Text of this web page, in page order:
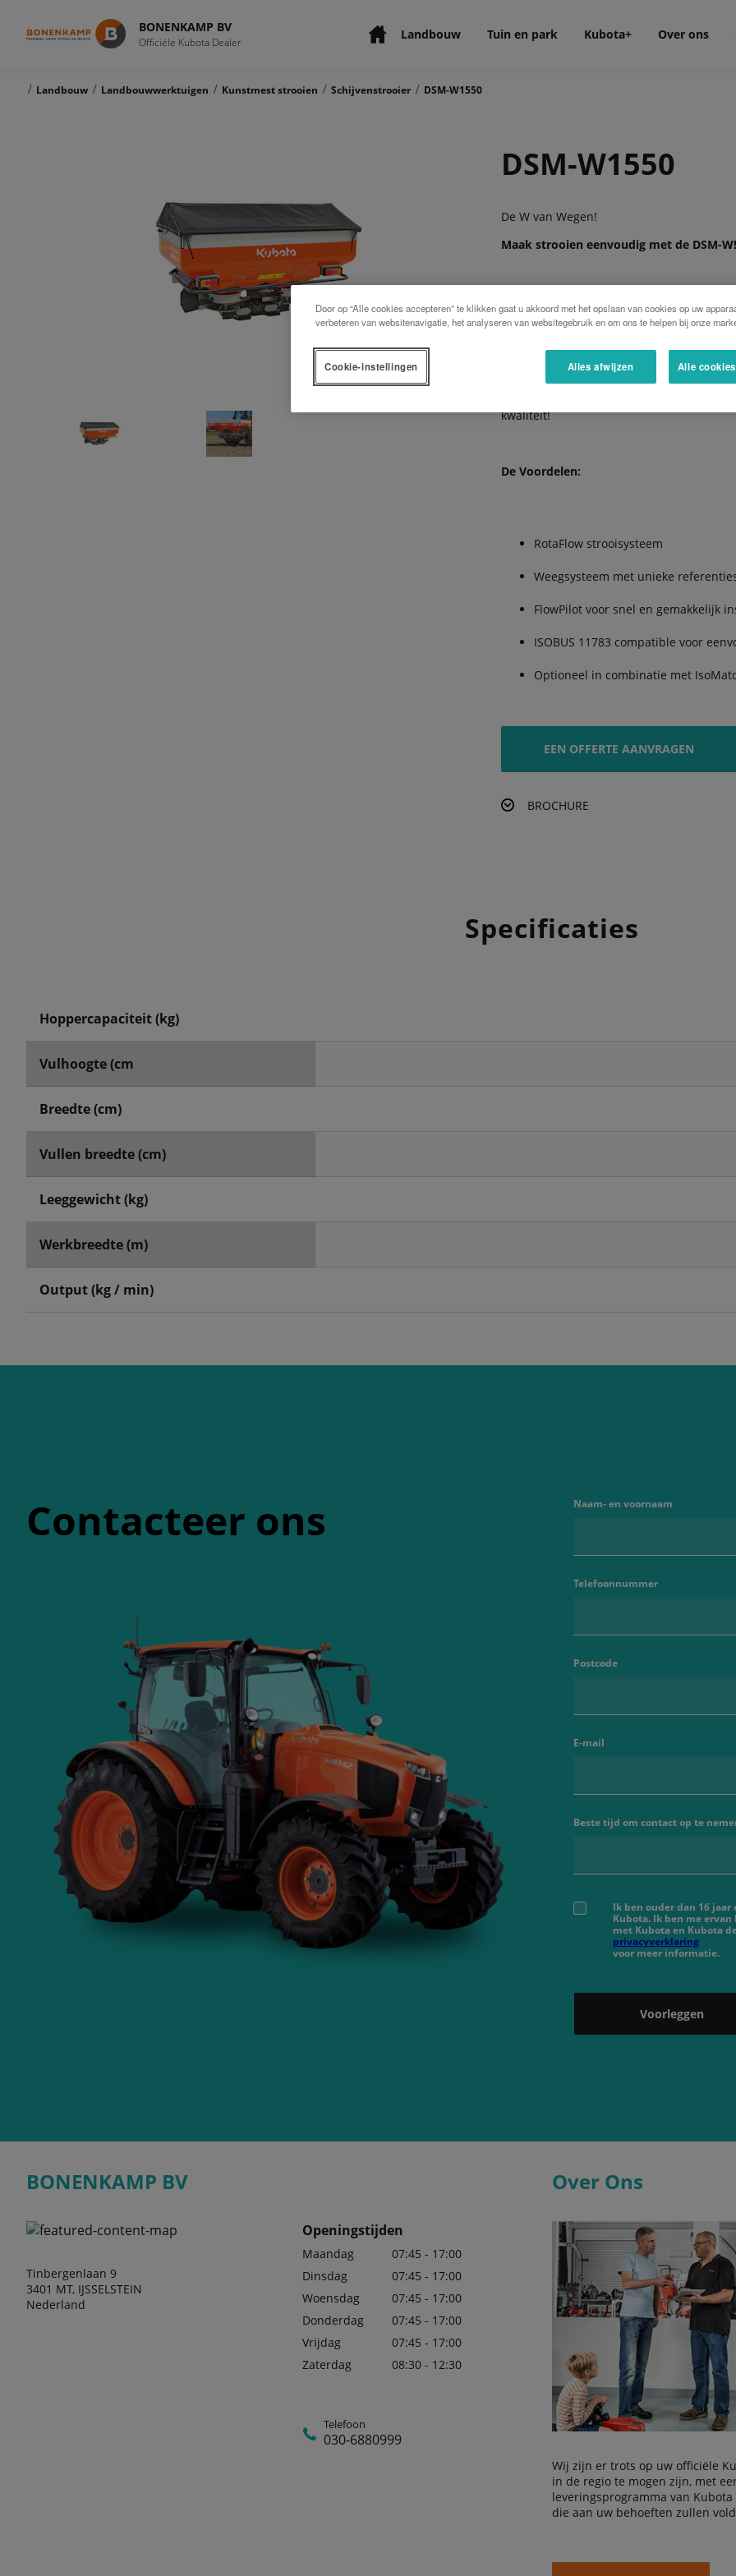
BONENKAMP BV
Officiële Kubota Dealer Landbouw Tuin en park Kubota+ Over ons
/ Landbouw / Landbouwwerktuigen / Kunstmest strooien / Schijvenstrooier / DSM-W1550
DSM-W1550
De W van Wegen!
Maak strooien eenvoudig met de DSM-W!
compatible weegstrooier is voorzien van
eenvoudig instellen van de
van 1.100 liter, maar kan eenvoudig
tot een totale inhoud van 2.000 liter. De
worden uitgevoerd met de Kubota
kwaliteit!
De Voordelen:
RotaFlow strooisysteem
Weegsysteem met unieke
FlowPilot voor snel en gemakkelijk
ISOBUS 11783 compatible voor
Optioneel in combinatie met
EEN OFFERTE AANVRAGEN
BROCHURE
Specificaties
Hoppercapaciteit (kg)
Vulhoogte (cm
Breedte (cm)
Vullen breedte (cm)
Leeggewicht (kg)
Werkbreedte (m)
Output (kg / min)
Contacteer ons Naam- en voornaam
Telefoonnummer
Postcode
E-mail
Beste tijd om contact op te
Ik ben ouder dan 16
Kubota. Ik ben me
met Kubota en Kubota
privacyverklaring
voor meer informatie.
Voorleggen
BONENKAMP BV
Tinbergenlaan 9
3401 MT, IJSSELSTEIN
Nederland
Openingstijden
Maandag
07:45 - 17:00
Dinsdag
07:45 - 17:00
Woensdag
07:45 - 17:00
Donderdag
07:45 - 17:00
Vrijdag
07:45 - 17:00
Zaterdag
08:30 - 12:30
Telefoon
030-6880999
Over Ons
Wij zijn er trots op uw officiële
in de regio te mogen zijn, met
leveringsprogramma van
die aan uw behoeften zullen
Door op “Alle cookies accepteren” te klikken gaat u akkoord met het opslaan van cookies op uw
verbeteren van websitenavigatie, het analyseren van websitegebruik en om ons te helpen bij onze
Alles afwijzen Alle
Cookie-instellingen